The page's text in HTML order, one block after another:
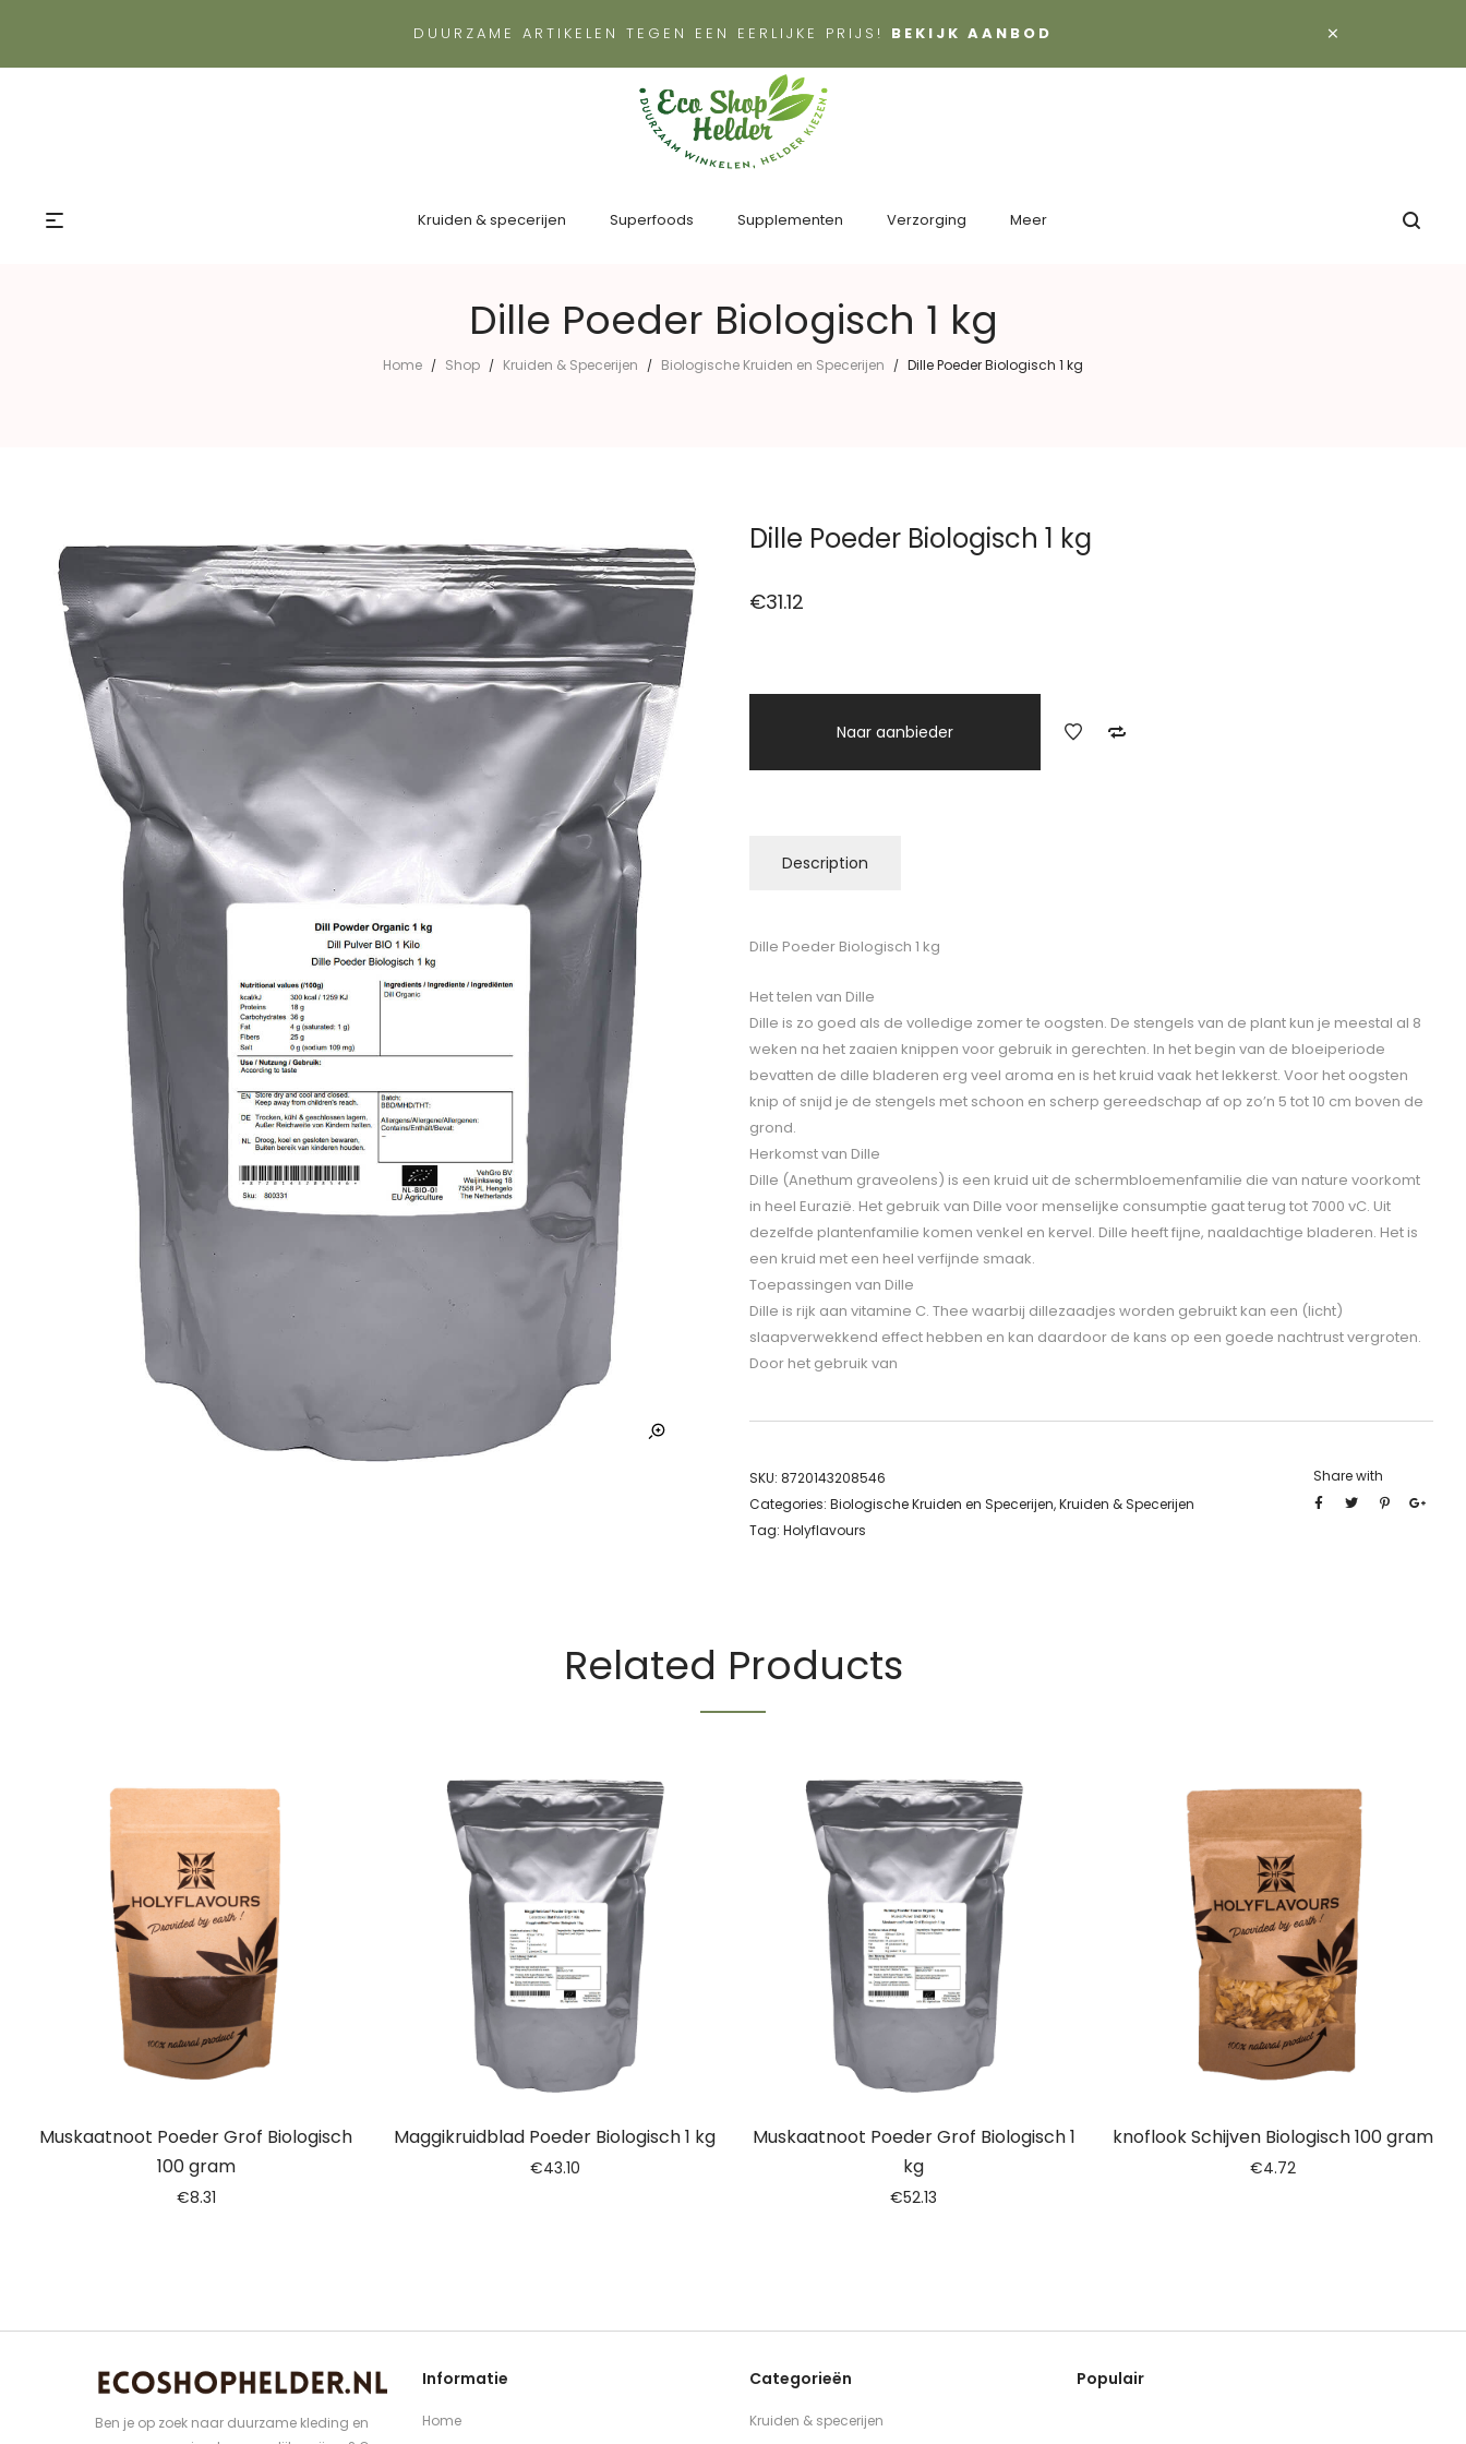
×
DUURZAME ARTIKELEN TEGEN EEN EERLIJKE PRIJS! BEKIJK AANBOD
Kruiden & specerijen Superfoods Supplementen Verzorging Meer
Dille Poeder Biologisch 1 kg
Home / Shop / Kruiden & Specerijen / Biologische Kruiden en Specerijen / Dille Poeder Biologisch 1 kg
Dille Poeder Biologisch 1 kg
€31.12
Naar aanbieder
Description
Dille Poeder Biologisch 1 kg
Het telen van Dille
Dille is zo goed als de volledige zomer te oogsten. De stengels van de plant kun je meestal al 8
weken na het zaaien knippen voor gebruik in gerechten. In het begin van de bloeiperiode
bevatten de dille bladeren erg veel aroma en is het kruid vaak het lekkerst. Voor het oogsten
knip of snijd je de stengels met schoon en scherp gereedschap af op zo’n 5 tot 10 cm boven de
grond.
Herkomst van Dille
Dille (Anethum graveolens) is een kruid uit de schermbloemenfamilie die van nature voorkomt
in heel Eurazië. Het gebruik van Dille voor menselijke consumptie gaat terug tot 7000 vC. Uit
dezelfde plantenfamilie komen venkel en kervel. Dille heeft fijne, naaldachtige bladeren. Het is
een kruid met een heel verfijnde smaak.
Toepassingen van Dille
Dille is rijk aan vitamine C. Thee waarbij dillezaadjes worden gebruikt kan een (licht)
slaapverwekkend effect hebben en kan daardoor de kans op een goede nachtrust vergroten.
Door het gebruik van
SKU: 8720143208546
Categories: Biologische Kruiden en Specerijen,Kruiden & Specerijen
Tag: Holyflavours
Share with
Related Products
Muskaatnoot Poeder Grof Biologisch
100 gram
€8.31
Maggikruidblad Poeder Biologisch 1 kg
€43.10
Muskaatnoot Poeder Grof Biologisch 1
kg
€52.13
knoflook Schijven Biologisch 100 gram
€4.72
Ben je op zoek naar duurzame kleding en
Informatie
Home
Categorieën
Kruiden & specerijen
Populair